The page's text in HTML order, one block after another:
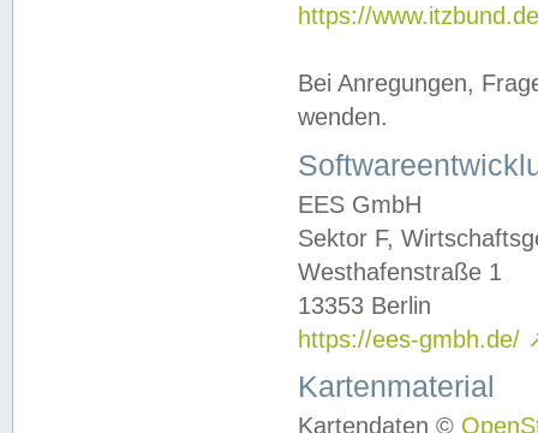
https://
Bei Anregungen,
wenden.
EES GmbH
Sektor F,
Westhafenstraße 1
13353 Berlin
https://ees-gmbh.de/
Kartenmaterial
Kartendaten ©